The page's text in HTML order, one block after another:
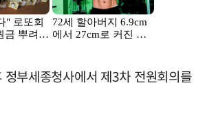
부세종청사에서 제3차 전원회의를